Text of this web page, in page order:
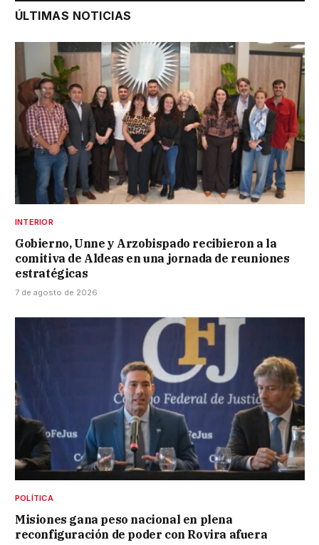
ÚLTIMAS NOTICIAS
INTERIOR
Gobierno, Unne y Arzobispado recibieron a la
comitiva de Aldeas en una jornada de reuniones
estratégicas
7 de agosto de 2026
POLÍTICA
Misiones gana peso nacional en plena
reconfiguración de poder con Rovira afuera